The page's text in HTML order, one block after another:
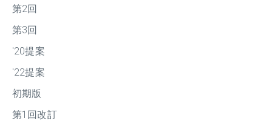
第2回
第3回
'20提案
'22提案
初期版
第1回改訂